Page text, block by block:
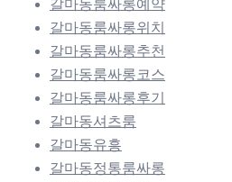
갈마동룸싸롱예약
갈마동룸싸롱위치
갈마동룸싸롱추천
갈마동룸싸롱코스
갈마동룸싸롱후기
갈마동셔츠룸
갈마동유흥
갈마동정통룸싸롱